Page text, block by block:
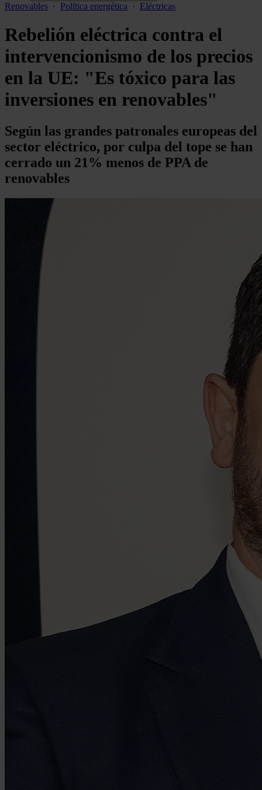
Renovables · Política energética · Eléctricas
Rebelión eléctrica contra el
intervencionismo de los precios
en la UE: "Es tóxico para las
inversiones en renovables"
Según las grandes patronales europeas del
sector eléctrico, por culpa del tope se han
cerrado un 21% menos de PPA de
renovables